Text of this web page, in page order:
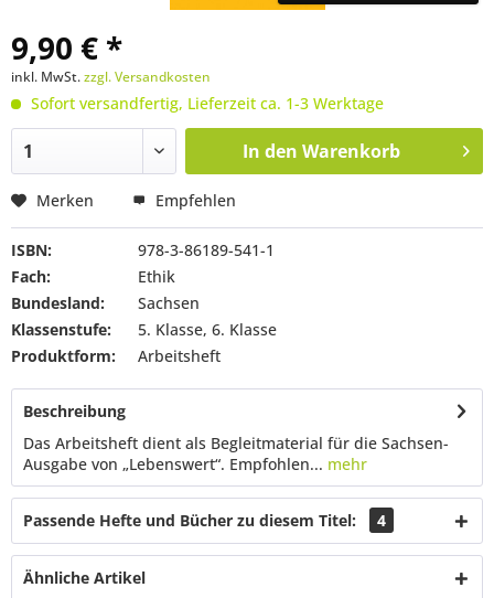
9,90 € *
inkl. MwSt.zzgl. Versandkosten
Sofort versandfertig, Lieferzeit ca. 1-3 Werktage
In den Warenkorb
Merken Empfehlen
ISBN:
978-3-86189-541-1
Fach:
Ethik
Bundesland:
Sachsen
Klassenstufe:
5. Klasse, 6. Klasse
Produktform:
Arbeitsheft
Beschreibung
Das Arbeitsheft dient als Begleitmaterial für die Sachsen-
Ausgabe von „Lebenswert“. Empfohlen... mehr
Passende Hefte und Bücher zu diesem Titel: 4
Ähnliche Artikel